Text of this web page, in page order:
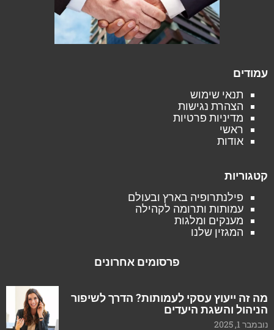
עמודים
תנאי שימוש
הצהרת נגישות
מדיניות פרטיות
ראשי
אודות
קטגוריות
פילנתרופיה בארץ ובעולם
עמותות ותרומה לקהילה
מענקים ומלגות
המגזין שלנו
פרסומים אחרונים
מה זה ייעוץ עסקי לעמותות? הדרך לשיפור
הניהול והשגת היעדים
נובמבר 1, 2025